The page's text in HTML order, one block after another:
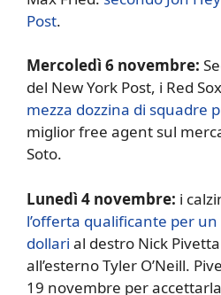
Post.
Mercoledì 6 novembre:
del New York Post, i Red
mezza dozzina di squadre
miglior free agent sul
Soto.
Lunedì 4 novembre: i
l’offerta qualificante per
dollari al destro Nick
all’esterno Tyler O’Neill.
19 novembre per